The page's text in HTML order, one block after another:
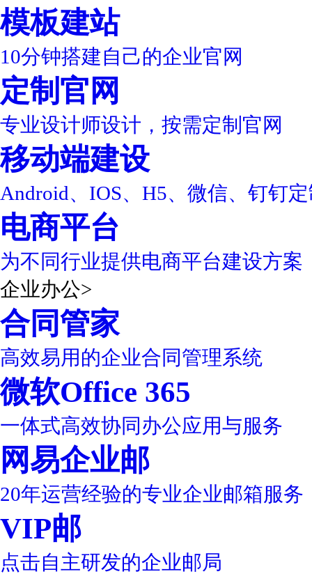
模板建站
10分钟搭建自己的企业官网
定制官网
专业设计师设计，按需定制官网
移动端建设
Android、IOS、H5、微信、钉钉
电商平台
为不同行业提供电商平台建设方案
企业办公>
合同管家
高效易用的企业合同管理系统
微软Office 365
一体式高效协同办公应用与服务
网易企业邮
20年运营经验的专业企业邮箱服务
VIP邮
点击自主研发的企业邮局